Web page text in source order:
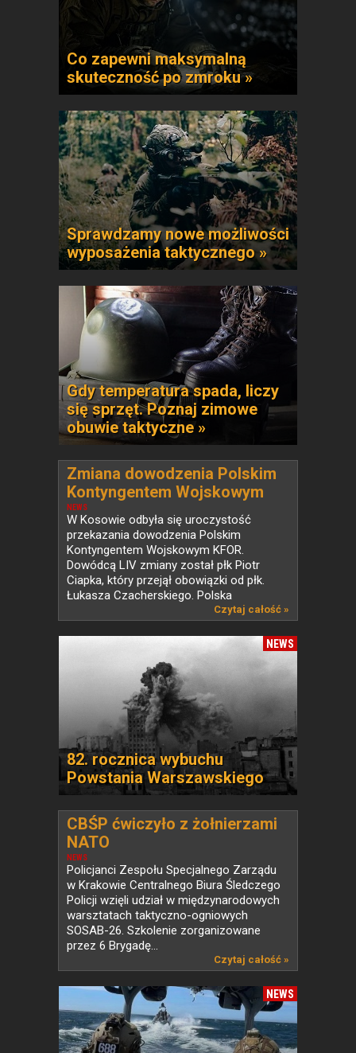
Co zapewni maksymalną
skuteczność po zmroku »
Sprawdzamy nowe możliwości
wyposażenia taktycznego »
Gdy temperatura spada, liczy
się sprzęt. Poznaj zimowe
obuwie taktyczne »
NEWS
Zmiana dowodzenia Polskim
Kontyngentem Wojskowym
KFOR w Kosowie
W Kosowie odbyła się uroczystość
przekazania dowodzenia Polskim
Kontyngentem Wojskowym KFOR.
Dowódcą LIV zmiany został płk Piotr
Ciapka, który przejął obowiązki od płk.
Łukasza Czacherskiego. Polska
Czytaj całość »
NEWS
82. rocznica wybuchu
Powstania Warszawskiego
NEWS
CBŚP ćwiczyło z żołnierzami
NATO
Policjanci Zespołu Specjalnego Zarządu
w Krakowie Centralnego Biura Śledczego
Policji wzięli udział w międzynarodowych
warsztatach taktyczno-ogniowych
SOSAB-26. Szkolenie zorganizowane
przez 6 Brygadę...
Czytaj całość »
NEWS